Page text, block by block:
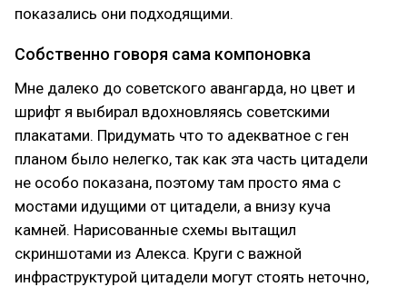
показались они подходящими.
Собственно говоря сама компоновка
Мне далеко до советского авангарда, но цвет и
шрифт я выбирал вдохновляясь советскими
плакатами. Придумать что то адекватное с ген
планом было нелегко, так как эта часть цитадели
не особо показана, поэтому там просто яма с
мостами идущими от цитадели, а внизу куча
камней. Нарисованные схемы вытащил
скриншотами из Алекса. Круги с важной
инфраструктурой цитадели могут стоять неточно,